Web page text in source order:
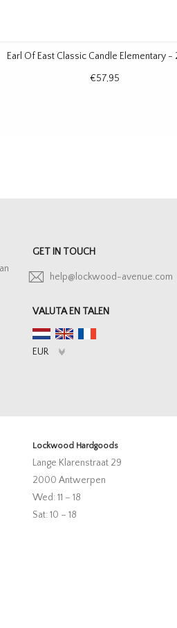
Earl Of East Classic Candle Elementary -
€57,95
GET IN TOUCH
help@lockwood-avenue.com
VALUTA EN TALEN
Lockwood Hardgoods
Lange Klarenstraat 29
2000 Antwerpen
Wed: 11 – 18
Sat: 10 – 18